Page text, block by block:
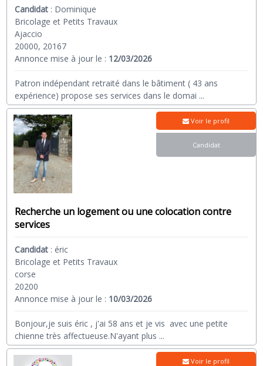
Candidat : Dominique
Bricolage et Petits Travaux
Ajaccio
20000, 20167
Annonce mise à jour le : 12/03/2026
Patron indépendant retraité dans le bâtiment ( 43 ans
expérience) propose ses services dans le domai ...
Recherche un logement ou une colocation contre
services
Candidat : éric
Bricolage et Petits Travaux
corse
20200
Annonce mise à jour le : 10/03/2026
Bonjour,je suis éric , j'ai 58 ans et je vis avec une petite
chienne très affectueuse.N'ayant plus ...
Voir le profil
Candidat
Voir le profil